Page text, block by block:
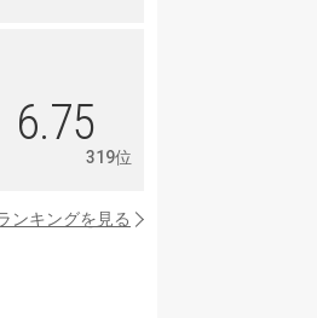
6.75
319位
ンキングを見る